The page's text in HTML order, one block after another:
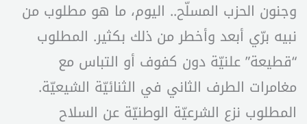
وجنون الحزب المسلّح.. اليوم، ما هو مطلوب من
نبيه برّي أبعد وأخطر من ذلك بكثير. المطلوب
“قطيعة” علنيّة دون كفوف أو التباس مع
مغامرات الطرف الثاني في الثنائيّة الشيعيّة.
المطلوب نزع الشرعيّة الوطنيّة عن السلاح